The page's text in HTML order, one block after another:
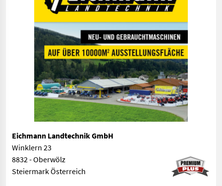
Eichmann Landtechnik GmbH
Winklern 23
8832 - Oberwölz
Steiermark Österreich